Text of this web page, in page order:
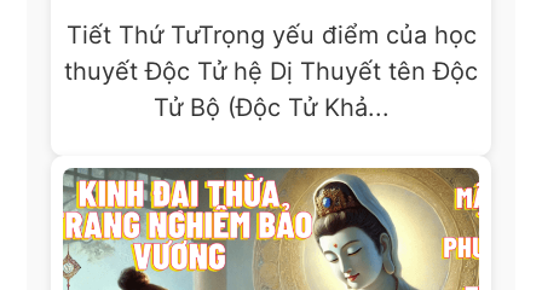
Tiết Thứ TưTrọng yếu điểm của học
thuyết Độc Tử hệ Dị Thuyết tên Độc
Tử Bộ (Độc Tử Khả...